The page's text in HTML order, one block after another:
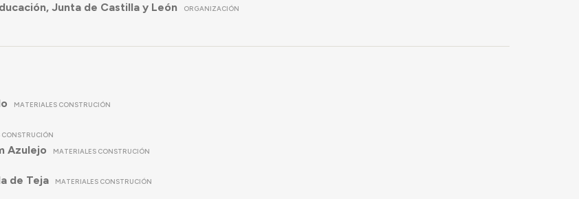
Junta de Castilla y León ORGANIZACIÓN
MATERIALES CONSTRUCIÓN
CONSTRUCIÓN
Azulejo MATERIALES CONSTRUCIÓN
de Teja MATERIALES CONSTRUCIÓN